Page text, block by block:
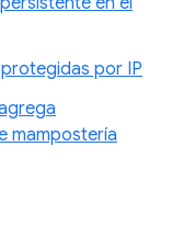
por IP
mampostería